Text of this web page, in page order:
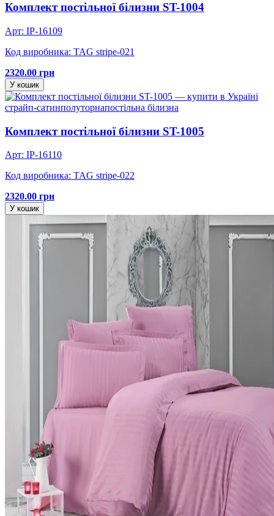
Комплект постільної білизни ST-1004
Арт: IP-16109
Код виробника: TAG stripe-021
2320.00 грн
У кошик
страйп-сатинполуторнапостільна білизна
Комплект постільної білизни ST-1005
Арт: IP-16110
Код виробника: TAG stripe-022
2320.00 грн
У кошик